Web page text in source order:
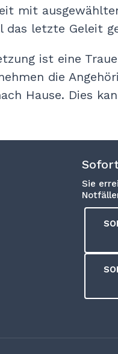
mit
das letzte Geleit
ist eine
die
Hause. Dies
Sie